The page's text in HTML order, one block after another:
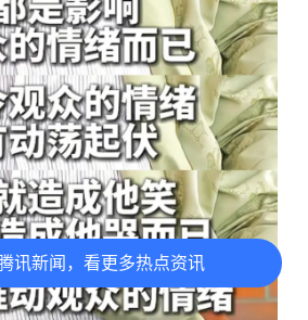
讯新闻，看更多热点资讯